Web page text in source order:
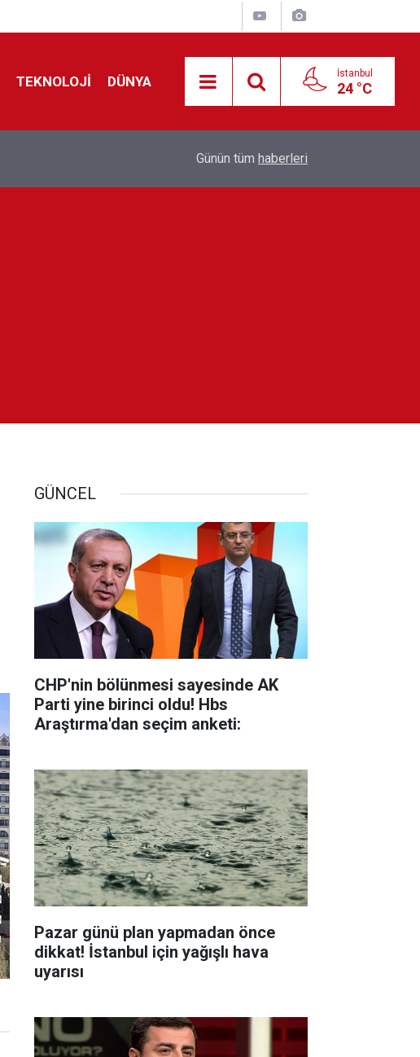
TEKNOLOJİ DÜNYA İstanbul
24 °C
kontrol edecek
Günün tüm haberleri
GÜNCEL
CHP'nin bölünmesi sayesinde AK
Parti yine birinci oldu! Hbs
Araştırma'dan seçim anketi:
Pazar günü plan yapmadan önce
dikkat! İstanbul için yağışlı hava
uyarısı